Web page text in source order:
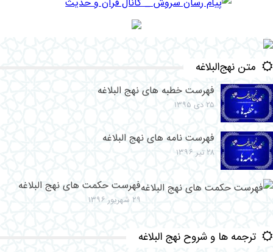
متن نهج‌البلاغه
فهرست خطبه های نهج البلاغه
۲۵ دی ۱۳۹۵
فهرست نامه های نهج البلاغه
۲۸ تیر ۱۳۹۶
فهرست حکمت های نهج البلاغه
۲۹ شهریور ۱۳۹۶
ترجمه ها و شروح نهج البلاغه